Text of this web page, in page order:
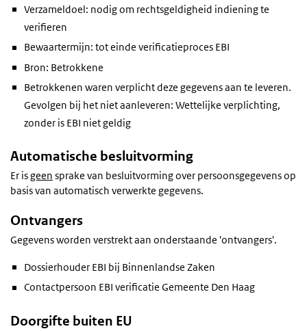
Verzameldoel: nodig om rechtsgeldigheid indiening te
verifieren
Bewaartermijn: tot einde verificatieproces EBI
Bron: Betrokkene
Betrokkenen waren verplicht deze gegevens aan te leveren.
Gevolgen bij het niet aanleveren: Wettelijke verplichting,
zonder is EBI niet geldig
Automatische besluitvorming
Er isgeen sprake van besluitvorming over persoonsgegevens op
basis van automatisch verwerkte gegevens.
Ontvangers
Gegevens worden verstrekt aan onderstaande 'ontvangers'.
Dossierhouder EBI bij Binnenlandse Zaken
Contactpersoon EBI verificatie Gemeente Den Haag
Doorgifte buiten EU